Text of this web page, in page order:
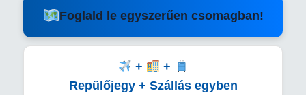
Foglald le egyszerűen csomagban!
+
+
Repülőjegy + Szállás egyben